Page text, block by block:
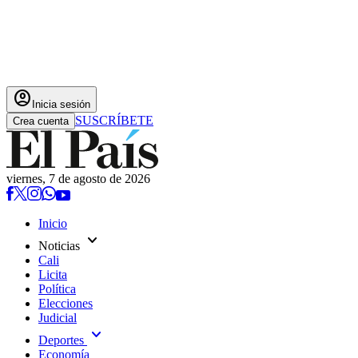
account_circle Inicia sesión
Crea cuenta SUSCRÍBETE
viernes, 7 de agosto de 2026
Inicio
Noticias expand_more
Cali
Licita
Política
Elecciones
Judicial
Deportes expand_more
Economía